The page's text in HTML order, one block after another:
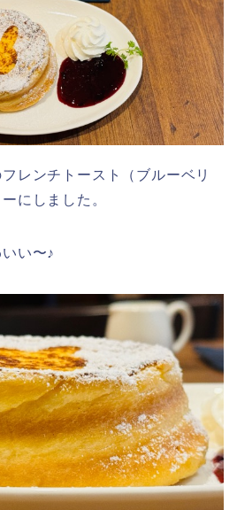
レンチトースト（ブルーベリ
にしました。
い〜♪